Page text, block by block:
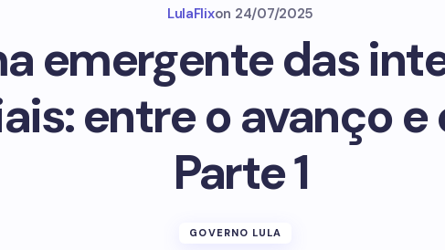
LulaFlixon 24/07/2025
emergente das
entre o avanço e
Parte 1
GOVERNO LULA